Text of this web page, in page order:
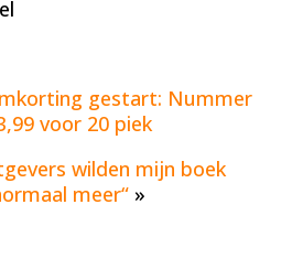
gestart: Nummer
voor 20 piek
wilden mijn boek
meer“»